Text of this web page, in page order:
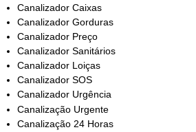
Canalizador Caixas
Canalizador Gorduras
Canalizador Preço
Canalizador Sanitários
Canalizador Loiças
Canalizador SOS
Canalizador Urgência
Canalização Urgente
Canalização 24 Horas